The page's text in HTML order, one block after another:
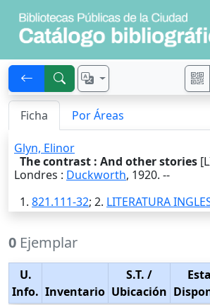
Ficha Por Áreas
Glyn, Elinor
The contrast : And other stories
Londres : Duckworth, 1920. --
1. 821.111-32; 2. LITERATURA
0 Ejemplar
U.
Info. Inventario
S.T. /
Ubicación